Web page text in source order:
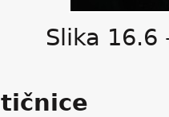
Slika 16.6